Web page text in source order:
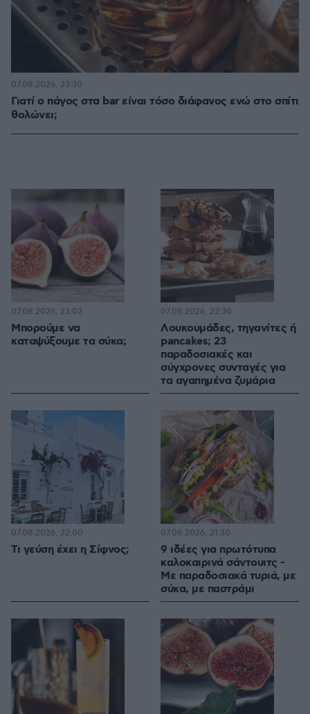
Γιατί ο πάγος στα bar είναι τόσο διάφανος ενώ στο σπίτι
θολώνει;
07.08.2026, 23:30
Μπορούμε να
καταψύξουμε τα σύκα;
07.08.2026, 23:02
Λουκουμάδες, τηγανίτες ή
pancakes; 23
παραδοσιακές και
σύγχρονες συνταγές για
τα αγαπημένα ζυμάρια
07.08.2026, 22:30
Τι γεύση έχει η Σίφνος;
07.08.2026, 22:00
9 ιδέες για πρωτότυπα
καλοκαιρινά σάντουιτς -
Με παραδοσιακά τυριά, με
σύκα, με παστράμι
07.08.2026, 21:30